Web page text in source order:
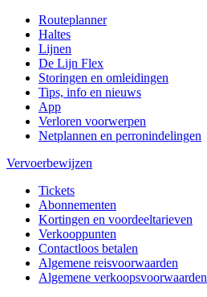
Routeplanner
Haltes
Lijnen
De Lijn Flex
Storingen en omleidingen
Tips, info en nieuws
App
Verloren voorwerpen
Netplannen en perronindelingen
Vervoerbewijzen
Tickets
Abonnementen
Kortingen en voordeeltarieven
Verkooppunten
Contactloos betalen
Algemene reisvoorwaarden
Algemene verkoopsvoorwaarden